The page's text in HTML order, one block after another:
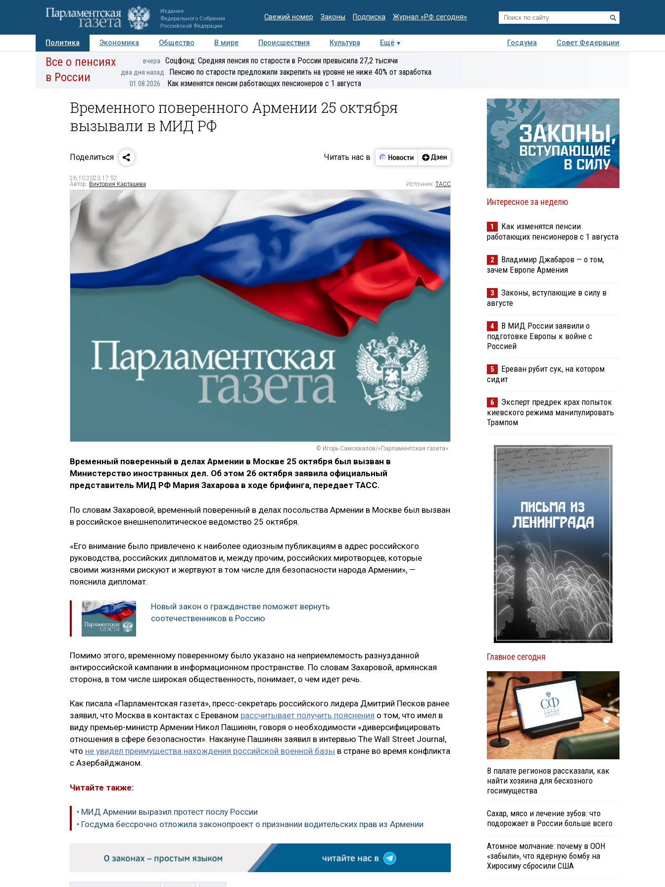
Издание
Федерального Собрания
Российской Федерации
Свежий номер Законы Подписка Журнал «РФ сегодня»
Политика Экономика Общество В мире Происшествия Культура Ещё Госдума
Совет Федерации
Авторы Персоны Мнения Регионы Медиацентр Интервью Колумнисты
экспертиза
Все о пенсиях
в России
вчера Соцфонд: Средняя пенсия по старости в России превысила 27,2 тысячи
два дня назад Пенсию по старости предложили закрепить на уровне не ниже 40% от заработка
01.08.2026 Как изменятся пенсии работающих пенсионеров с 1 августа
Временного поверенного Армении 25 октября
вызывали в МИД РФ
Поделиться Читать нас в
26.10.2023 17:52
Автор: Виктория Карташева Источник: ТАСС
© Игорь Самохвалов/«Парламентская газета»
Временный поверенный в делах Армении в Москве 25 октября был вызван в
Министерство иностранных дел. Об этом 26 октября заявила официальный
представитель МИД РФ Мария Захарова в ходе брифинга, передает ТАСС.
По словам Захаровой, временный поверенный в делах посольства Армении в Москве был вызван
в российское внешнеполитическое ведомство 25 октября.
«Его внимание было привлечено к наиболее одиозным публикациям в адрес российского
руководства, российских дипломатов и, между прочим, российских миротворцев, которые
своими жизнями рискуют и жертвуют в том числе для безопасности народа Армении», —
пояснила дипломат.
Новый закон о гражданстве поможет вернуть
соотечественников в Россию
Помимо этого, временному поверенному было указано на неприемлемость разнузданной
антироссийской кампании в информационном пространстве. По словам Захаровой, армянская
сторона, в том числе широкая общественность, понимает, о чем идет речь.
Как писала «Парламентская газета», пресс-секретарь российского лидера Дмитрий Песков ранее
заявил, что Москва в контактах с Ереваном рассчитывает получить пояснения о том, что имел в
виду премьер-министр Армении Никол Пашинян, говоря о необходимости «диверсифицировать
отношения в сфере безопасности». Накануне Пашинян заявил в интервью The Wall Street Journal,
что не увидел преимущества нахождения российской военной базы в стране во время конфликта
с Азербайджаном.
Читайте также:
• МИД Армении выразил протест послу России
• Госдума бессрочно отложила законопроект о признании водительских прав из Армении
Интересное за неделю
1
Как изменятся пенсии
работающих пенсионеров с 1 августа
2
Владимир Джабаров — о том,
зачем Европе Армения
3
Законы, вступающие в силу в
августе
4
В МИД России заявили о
подготовке Европы к войне с
Россией
5
Ереван рубит сук, на котором
сидит
6
Эксперт предрек крах попыток
киевского режима манипулировать
Трампом
Главное сегодня
В палате регионов рассказали, как
найти хозяина для бесхозного
госимущества
Сахар, мясо и лечение зубов: что
подорожает в России больше всего
Атомное молчание: почему в ООН
«забыли», что ядерную бомбу на
Хиросиму сбросили США